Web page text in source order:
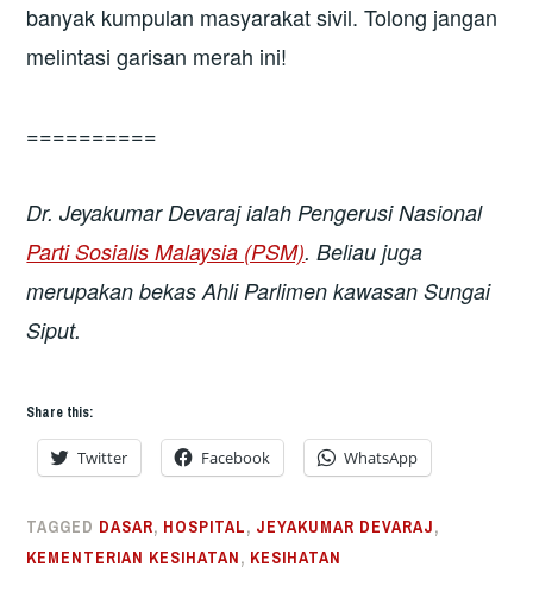
banyak kumpulan masyarakat sivil. Tolong jangan
melintasi garisan merah ini!
==========
Dr. Jeyakumar Devaraj ialah Pengerusi Nasional
Parti Sosialis Malaysia (PSM). Beliau juga
merupakan bekas Ahli Parlimen kawasan Sungai
Siput.
Share this:
Twitter Facebook WhatsApp
TAGGED DASAR, HOSPITAL, JEYAKUMAR DEVARAJ,
KEMENTERIAN KESIHATAN, KESIHATAN